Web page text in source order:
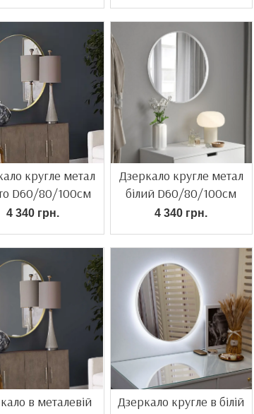
кругле метал
D60/80/100см
4 340 грн.
Дзеркало кругле метал
білий D60/80/100см
4 340 грн.
в металевій
Дзеркало кругле в білій